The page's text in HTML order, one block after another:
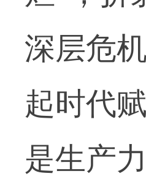
深层危
起时代
是生产